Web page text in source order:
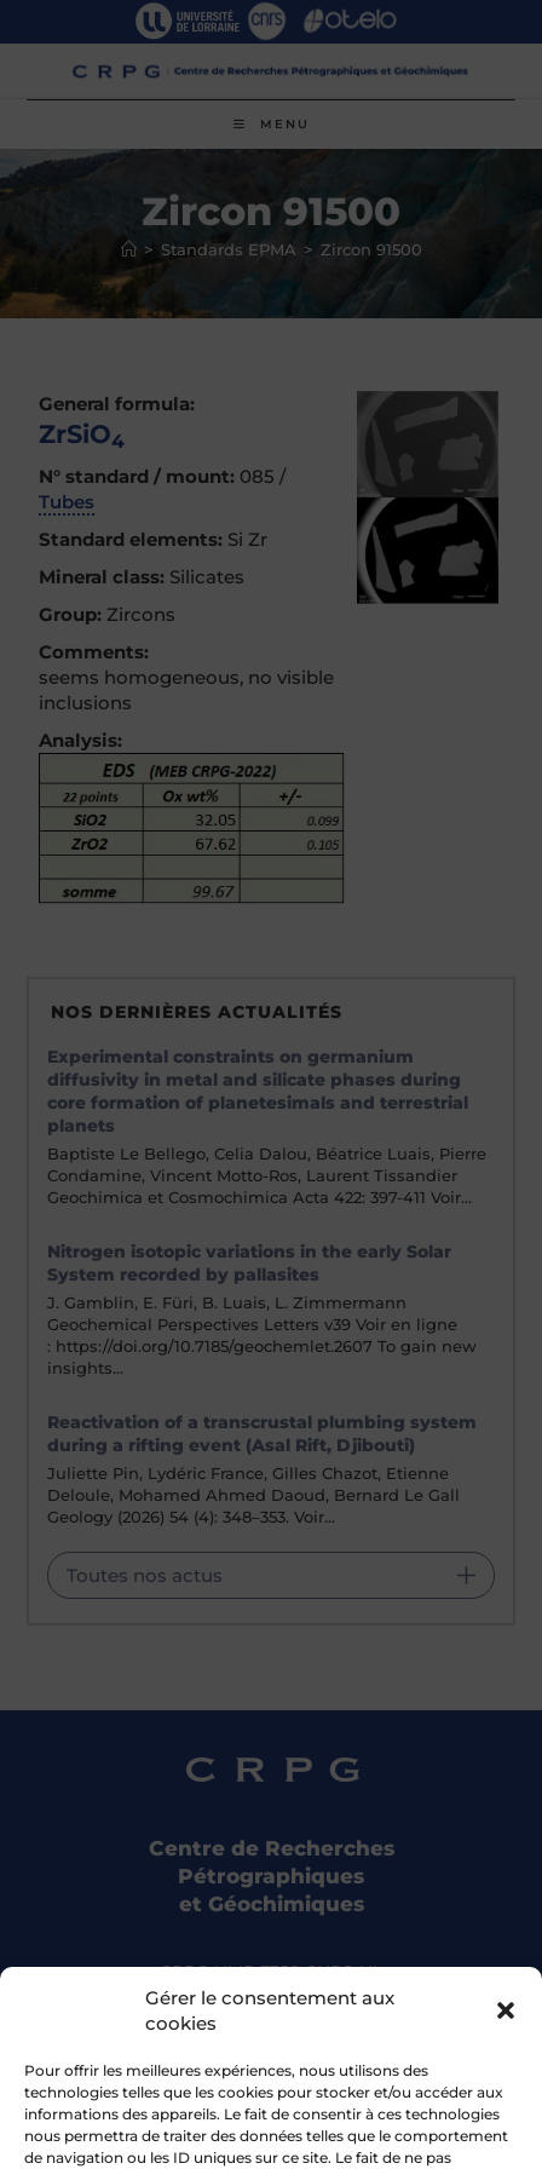
Gérer le consentement aux
cookies
Pour offrir les meilleures expériences, nous utilisons des
technologies telles que les cookies pour stocker et/ou accéder aux
informations des appareils. Le fait de consentir à ces technologies
nous permettra de traiter des données telles que le comportement
de navigation ou les ID uniques sur ce site. Le fait de ne pas
MENU
Zircon 91500
> Standards EPMA > Zircon 91500
General formula:
ZrSiO4
N° standard / mount: 085 /
Tubes
Standard elements: Si Zr
Mineral class: Silicates
Group: Zircons
Comments:
seems homogeneous, no visible
inclusions
Analysis:
NOS DERNIÈRES ACTUALITÉS
Experimental constraints on germanium
diffusivity in metal and silicate phases during
core formation of planetesimals and terrestrial
planets
Baptiste Le Bellego, Celia Dalou, Béatrice Luais, Pierre
Condamine, Vincent Motto-Ros, Laurent Tissandier
Geochimica et Cosmochimica Acta 422: 397-411 Voir…
Nitrogen isotopic variations in the early Solar
System recorded by pallasites
J. Gamblin, E. Füri, B. Luais, L. Zimmermann
Geochemical Perspectives Letters v39 Voir en ligne
: https://doi.org/10.7185/geochemlet.2607 To gain new
insights…
Reactivation of a transcrustal plumbing system
during a rifting event (Asal Rift, Djibouti)
Juliette Pin, Lydéric France, Gilles Chazot, Etienne
Deloule, Mohamed Ahmed Daoud, Bernard Le Gall
Geology (2026) 54 (4): 348–353. Voir…
Toutes nos actus
Centre de Recherches
Pétrographiques
et Géochimiques
CRPG UMR 7358 CNRS-UL
15 rue Notre Dame des Pauvres
54500 Vandoeuvre-lès-Nancy
Bluesky
Facebook